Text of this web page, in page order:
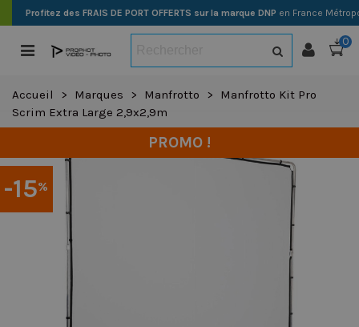
Profitez des FRAIS DE PORT OFFERTS sur la marque DNP en France
0
Accueil > Marques > Manfrotto >
Manfrotto Kit Pro
Scrim Extra Large 2,9x2,9m
-15%
PROMO !